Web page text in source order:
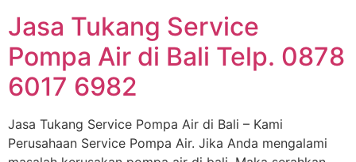
Jasa Tukang Service
Pompa Air di Bali Telp. 0878
6017 6982
Jasa Tukang Service Pompa Air di Bali – Kami
Perusahaan Service Pompa Air. Jika Anda mengalami